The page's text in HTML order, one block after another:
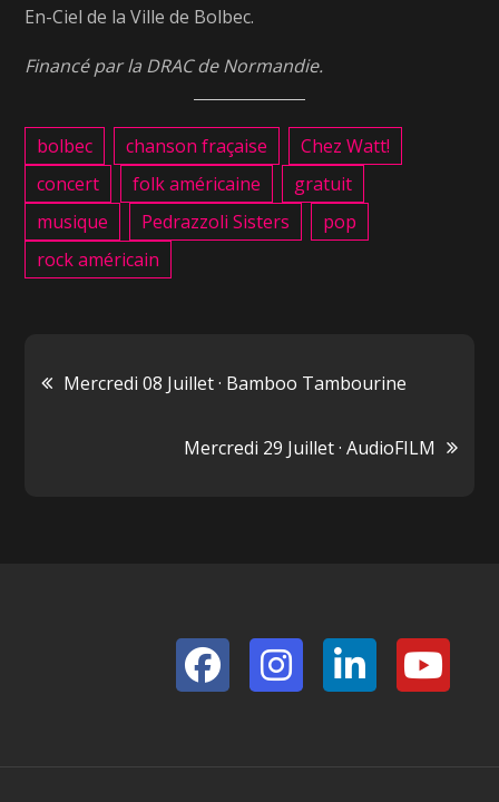
En-Ciel de la Ville de Bolbec.
Financé par la DRAC de Normandie.
bolbec chanson fraçaise
Chez Watt!
concert
folk américaine
gratuit
musique
Pedrazzoli Sisters
pop
rock américain
Navigation
Mercredi 08 Juillet · Bamboo Tambourine
Mercredi 29 Juillet · AudioFILM